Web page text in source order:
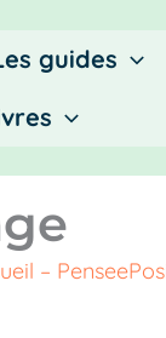
guides
–